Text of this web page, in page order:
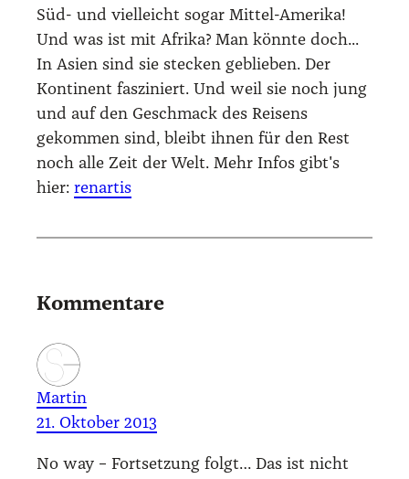
Süd- und vielleicht sogar Mittel-Amerika!
Und was ist mit Afrika? Man könnte doch...
In Asien sind sie stecken geblieben. Der
Kontinent fasziniert. Und weil sie noch jung
und auf den Geschmack des Reisens
gekommen sind, bleibt ihnen für den Rest
noch alle Zeit der Welt. Mehr Infos gibt's
hier: renartis
Kommentare
Martin
21. Oktober 2013
No way – Fort­set­zung folgt… Das ist nicht